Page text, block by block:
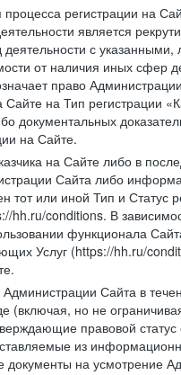
регистрации на
является
с
от наличия иных сфер
право
на Тип регистрации
документальных
на Сайте.
на Сайте либо в
Сайта либо
тот или иной Тип и
conditions. В
функционала
Услуг (https://hh.ru/
Администрации Сайта в
(включая, но не
правовой
из
документы на усмотрение